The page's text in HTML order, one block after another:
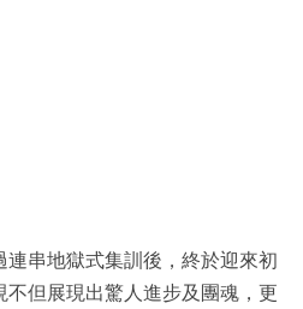
連串地獄式集訓後，終於迎來初
但展現出驚人進步及團魂，更